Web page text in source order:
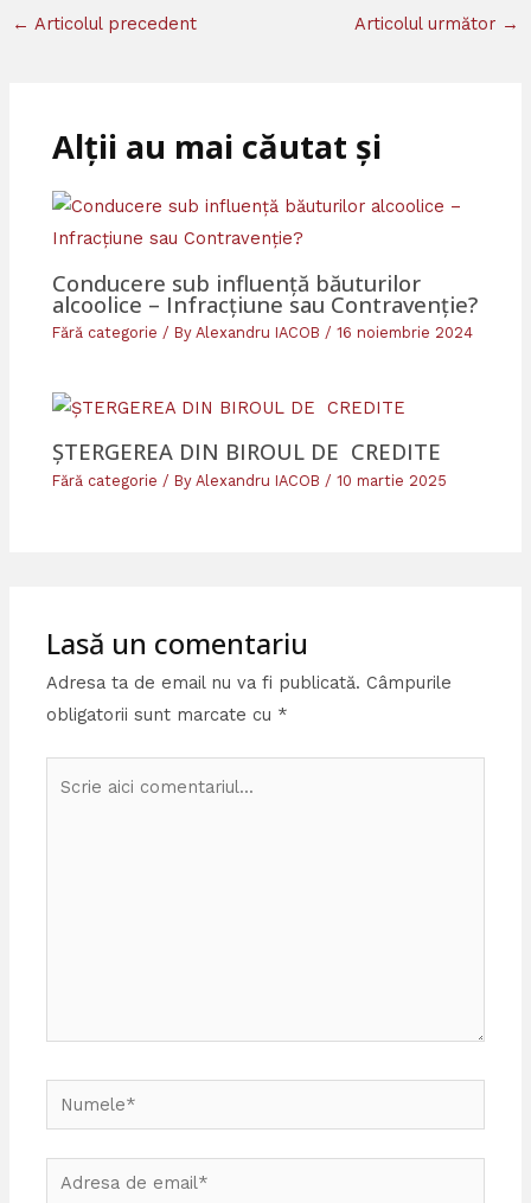
← Articolul precedent Articolul următor →
Alții au mai căutat și
Conducere sub influență băuturilor
alcoolice – Infracțiune sau Contravenție?
Fără categorie / ByAlexandru IACOB/16 noiembrie 2024
ȘTERGEREA DIN BIROUL DE CREDITE
Fără categorie / ByAlexandru IACOB /10 martie 2025
Lasă un comentariu
Adresa ta de email nu va fi publicată. Câmpurile
obligatorii sunt marcate cu *
Numele*
Adresa